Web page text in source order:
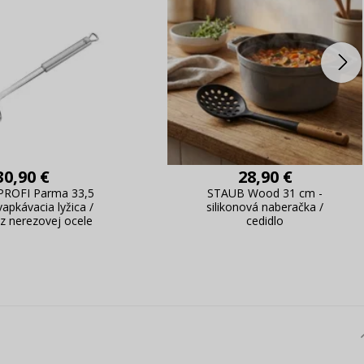
€
Parma 33,5
lyžica /
nerezovej ocele
28,90 €
STAUB Wood 31 cm -
silikonová naberačka /
cedidlo